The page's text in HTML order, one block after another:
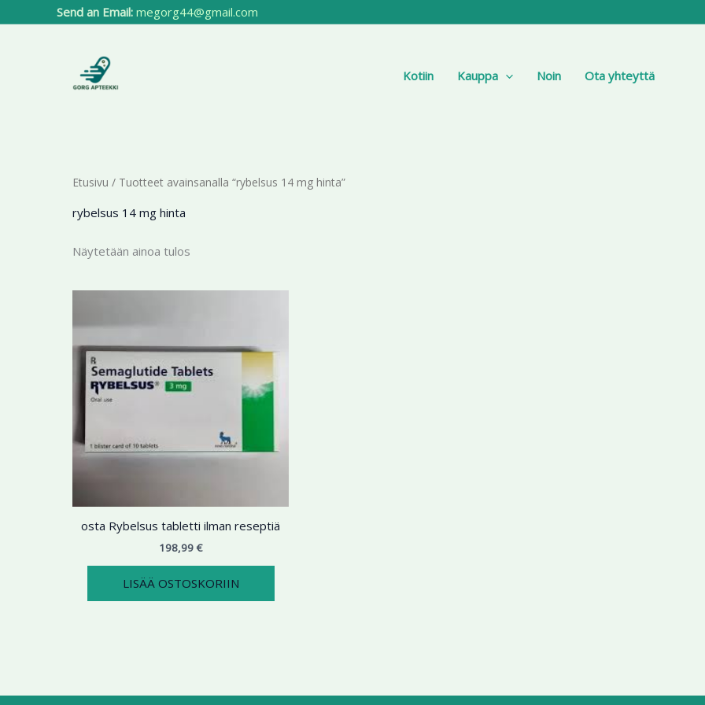
sisältöön
Send an Email: megorg44@gmail.com
Kotiin Kauppa Noin Ota yhteyttä
Etusivu / Tuotteet avainsanalla “rybelsus 14 mg hinta”
rybelsus 14 mg hinta
Näytetään ainoa tulos
osta Rybelsus tabletti ilman reseptiä
198,99€
LISÄÄ OSTOSKORIIN